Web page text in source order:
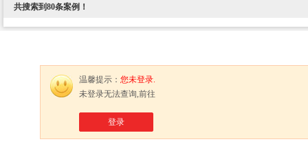
共搜索到80条案例！
温馨提示： 您未登录.
未登录无法查询,前往
登录